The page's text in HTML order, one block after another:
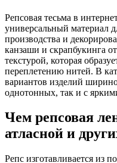
Репсовая тесьма в
универсальный материал
производства и
канзаши и скрапбукинга
текстурой, которая
переплетению нитей. В
вариантов изделий
однотонных, так и с
Чем репсовая
атласной и
Репс изготавливается из